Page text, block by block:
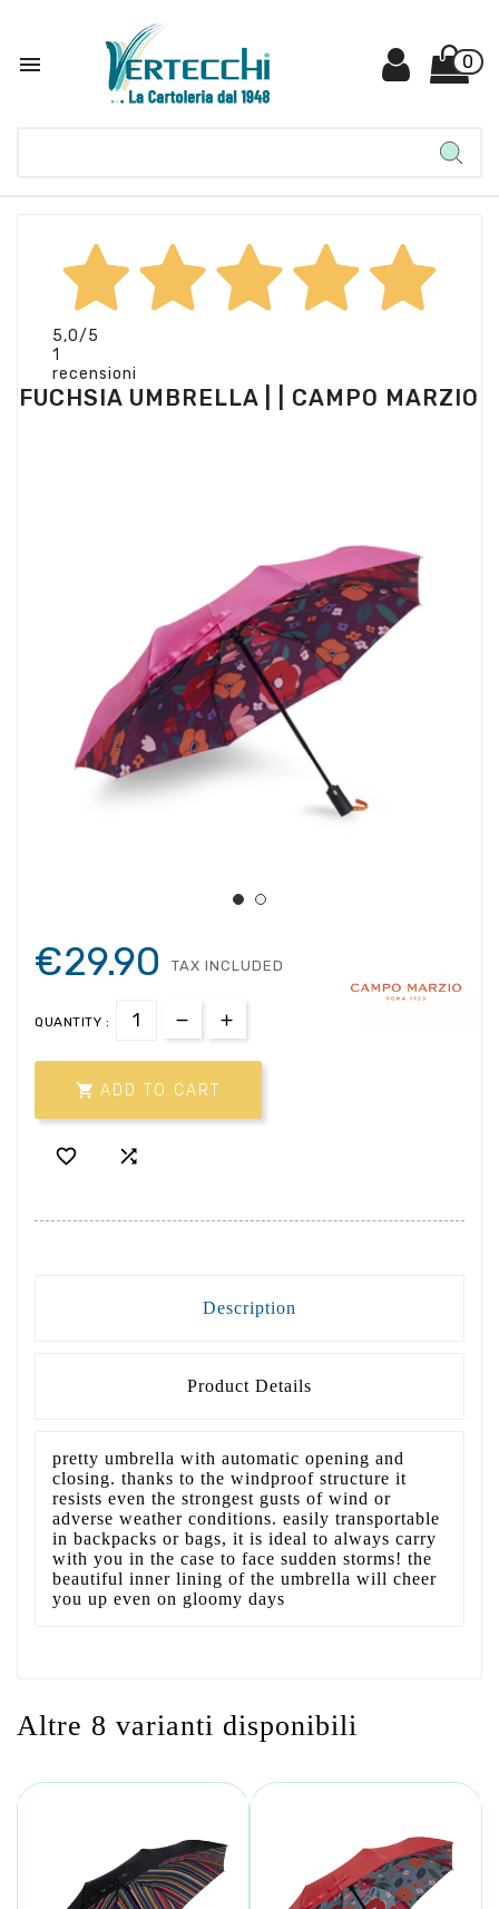
 0
5,0/5
1
recensioni
FUCHSIA UMBRELLA | | CAMPO MARZIO
€29.90 TAX INCLUDED
QUANTITY :
 ADD TO CART
 
Description
Product Details
pretty umbrella with automatic opening and
closing. thanks to the windproof structure it
resists even the strongest gusts of wind or
adverse weather conditions. easily transportable
in backpacks or bags, it is ideal to always carry
with you in the case to face sudden storms! the
beautiful inner lining of the umbrella will cheer
you up even on gloomy days
Altre 8 varianti disponibili